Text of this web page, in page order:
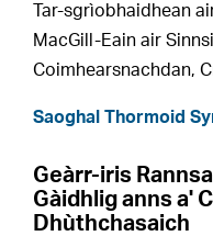
Tar-sgrìobhaidhean
MacGill-Eain air
Coimhearsnachdan,
Saoghal Thormoid
Geàrr-iris
Gàidhlig anns a'
Dhùthchasaich